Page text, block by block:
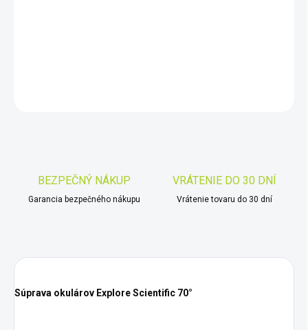
BEZPEČNÝ NÁKUP
Garancia bezpečného nákupu
VRÁTENIE DO 30 DNÍ
Vrátenie tovaru do 30 dní
Súprava okulárov Explore Scientific 70°